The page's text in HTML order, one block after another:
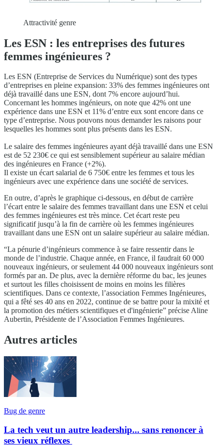
Attractivité genre
Les ESN : les entreprises des futures
femmes ingénieures ?
Les ESN (Entreprise de Services du Numérique) sont des types
d’entreprises en pleine expansion: 33% des femmes ingénieures ont
déjà travaillé dans une ESN, dont 7% encore aujourd’hui.
Concernant les hommes ingénieurs, on note que 42% ont une
expérience dans une ESN et 11% d’entre eux sont encore dans ce
type d’entreprise. Nous pouvons nous demander les raisons pour
lesquelles les hommes sont plus présents dans les ESN.
Le salaire des femmes ingénieures ayant déjà travaillé dans une ESN
est de 52 230€ ce qui est sensiblement supérieur au salaire médian
des ingénieures en France (+2%).
Il existe un écart salarial de 6 750€ entre les femmes et tous les
ingénieurs avec une expérience dans une société de services.
En outre, d’après le graphique ci-dessous, en début de carrière
l’écart entre le salaire des femmes travaillant dans une ESN et celui
des femmes ingénieures est très mince. Cet écart reste peu
significatif jusqu’à la fin de carrière où les femmes ingénieures
travaillant dans une ESN ont un salaire supérieur au salaire médian.
“La pénurie d’ingénieurs commence à se faire ressentir dans le
monde de l’industrie. Chaque année, en France, il faudrait 60 000
nouveaux ingénieurs, or seulement 44 000 nouveaux ingénieurs sont
formés par an. De plus, avec la dernière réforme du bac, les jeunes
et surtout les filles choisissent de moins en moins les filières
scientifiques. Dans ce contexte, l’association Femmes Ingénieures,
qui a fêté ses 40 ans en 2022, continue de se battre pour la mixité et
la promotion des métiers scientifiques et d'ingénierie” précise Aline
Aubertin, Présidente de l’Association Femmes Ingénieures.
Autres articles
Bug de genre
La tech veut un autre leadership... sans renoncer à
ses vieux réflexes